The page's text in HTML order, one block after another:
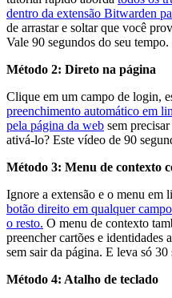
dentro da extensão Bitwarden
de arrastar e soltar que você
Vale 90 segundos do seu tempo.
Método 2: Direto na página
Clique em um campo de login,
preenchimento automático em
pela página da web sem
ativá-lo? Este vídeo de 90
Método 3: Menu de contexto
Ignore a extensão e o menu em
botão direito em qualquer
o resto. O menu de contexto
preencher cartões e identidades
sem sair da página. E leva só 30
Método 4: Atalho de teclado